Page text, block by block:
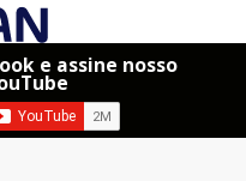
e assine nosso